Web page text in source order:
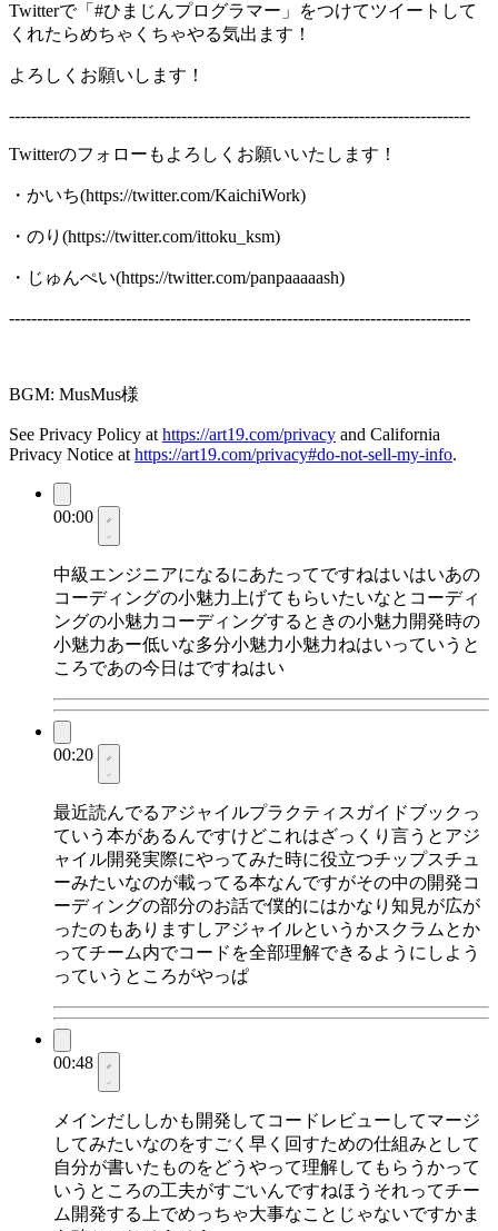
Twitterで「#ひまじんプログラマー」をつけてツイートして
くれたらめちゃくちゃやる気出ます！
よろしくお願いします！
-----------------------------------------------------------------------------------
Twitterのフォローもよろしくお願いいたします！
・かいち(https://twitter.com/KaichiWork)
・のり(https://twitter.com/ittoku_ksm)
・じゅんぺい(https://twitter.com/panpaaaaash)
-----------------------------------------------------------------------------------
BGM: MusMus様
See Privacy Policy at https://art19.com/privacy and California
Privacy Notice at https://art19.com/privacy#do-not-sell-my-info.
00:00
中級エンジニアになるにあたってですねはいはいあの
コーディングの小魅力上げてもらいたいなとコーディ
ングの小魅力コーディングするときの小魅力開発時の
小魅力あー低いな多分小魅力小魅力ねはいっていうと
ころであの今日はですねはい
00:20
最近読んでるアジャイルプラクティスガイドブックっ
ていう本があるんですけどこれはざっくり言うとアジ
ャイル開発実際にやってみた時に役立つチップスチュ
ーみたいなのが載ってる本なんですがその中の開発コ
ーディングの部分のお話で僕的にはかなり知見が広が
ったのもありますしアジャイルというかスクラムとか
ってチーム内でコードを全部理解できるようにしよう
っていうところがやっぱ
00:48
メインだししかも開発してコードレビューしてマージ
してみたいなのをすごく早く回すための仕組みとして
自分が書いたものをどうやって理解してもらうかって
いうところの工夫がすごいんですねほうそれってチー
ム開発する上でめっちゃ大事なことじゃないですかま